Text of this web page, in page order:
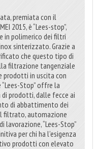
premiata con il
2015, è “Lees-stop”,
in polimerico dei filtri
sinterizzato. Grazie a
che questo tipo di
filtrazione tangenziale
prodotti in uscita con
Stop” offre la
di prodotti, dalle fecce ai
di abbattimento dei
filtrato, automazione
“Lees-Stop”
per chi ha l’esigenza
prodotti con elevato